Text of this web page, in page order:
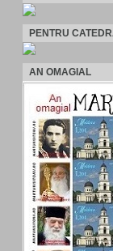
PENTRU
AN OMAGIAL